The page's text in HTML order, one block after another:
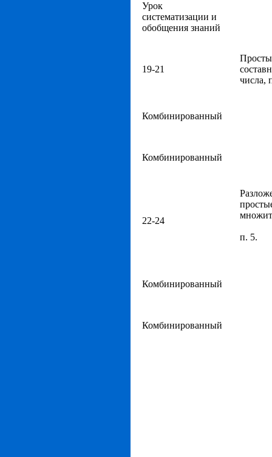
Урок
систематизации и
обобщения знаний
19-21
числа,
Комбинированный
Комбинированный
22-24
п. 5.
Комбинированный
Комбинированный